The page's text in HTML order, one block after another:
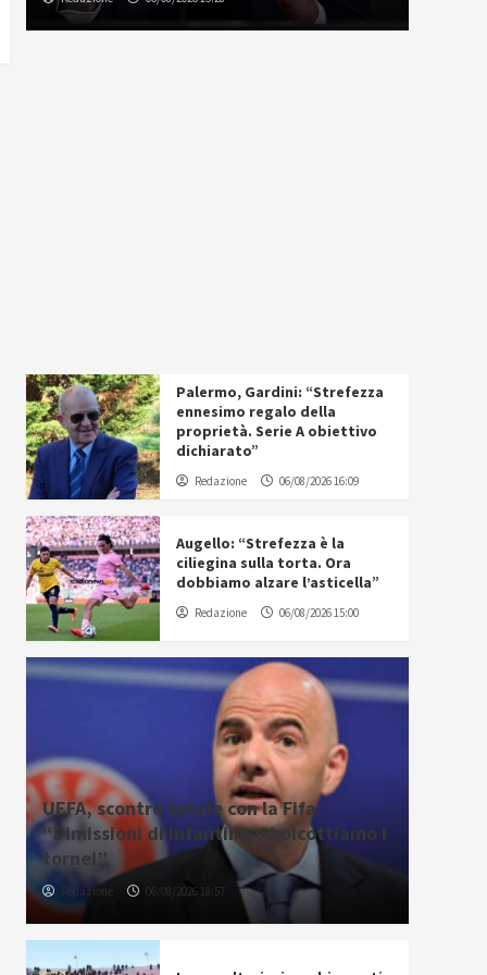
Palermo, Gardini: “Strefezza
ennesimo regalo della
proprietà. Serie A obiettivo
dichiarato”
Redazione 06/08/2026 16:09
Augello: “Strefezza è la
ciliegina sulla torta. Ora
dobbiamo alzare l’asticella”
Redazione 06/08/2026 15:00
UEFA, scontro totale con la Fifa:
“Dimissioni di Infantino o boicottiamo i
tornei”
Redazione 06/08/2026 18:57